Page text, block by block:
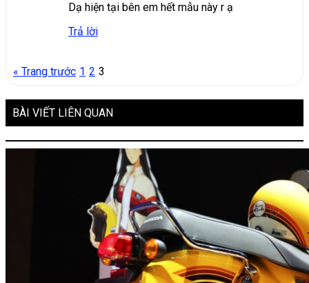
Dạ hiện tại bên em hết mẫu này r ạ
Trả lời
« Trang trước 1 2 3
BÀI VIẾT LIÊN QUAN